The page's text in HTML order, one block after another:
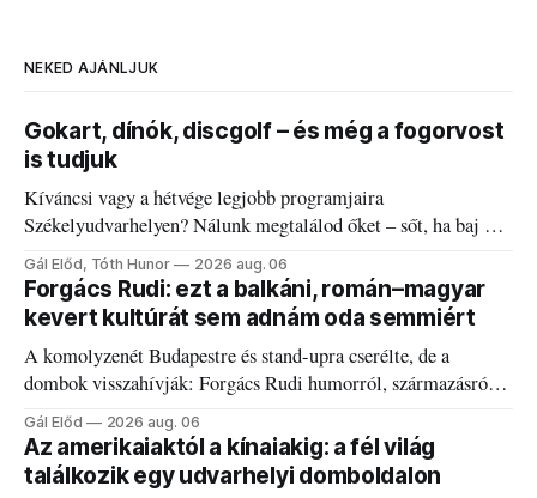
NEKED AJÁNLJUK
Gokart, dínók, discgolf – és még a fogorvost
is tudjuk
Kíváncsi vagy a hétvége legjobb programjaira
Székelyudvarhelyen? Nálunk megtalálod őket – sőt, ha baj van
a fogaddal, a fogorvosi ügyeletet is!
Gál Előd, Tóth Hunor 2026 aug. 06
Forgács Rudi: ezt a balkáni, román–magyar
kevert kultúrát sem adnám oda semmiért
A komolyzenét Budapestre és stand-upra cserélte, de a
dombok visszahívják: Forgács Rudi humorról, származásról
és határokról.
Gál Előd 2026 aug. 06
Az amerikaiaktól a kínaiakig: a fél világ
találkozik egy udvarhelyi domboldalon